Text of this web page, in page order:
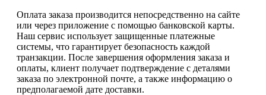
Оплата заказа производится непосредственно на сайте
или через приложение с помощью банковской карты.
Наш сервис использует защищенные платежные
системы, что гарантирует безопасность каждой
транзакции. После завершения оформления заказа и
оплаты, клиент получает подтверждение с деталями
заказа по электронной почте, а также информацию о
предполагаемой дате доставки.